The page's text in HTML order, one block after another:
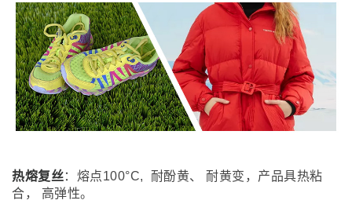
热熔复丝：熔点100°C, 耐酚黄、 耐黄变，产品具热粘
合， 高弹性。